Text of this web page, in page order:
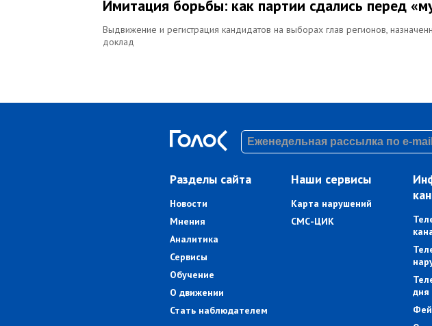
Имитация борьбы: как партии сдались перед
Выдвижение и регистрация кандидатов на выборах глав регионов,
доклад
Разделы сайта
Новости
Мнения
Аналитика
Сервисы
Обучение
О движении
Стать наблюдателем
Наши сервисы
Карта нарушений
СМС-ЦИК
дня